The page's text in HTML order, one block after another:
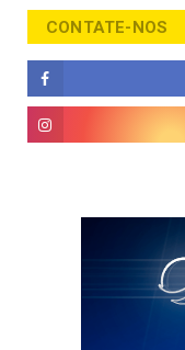
CONTATE-NOS